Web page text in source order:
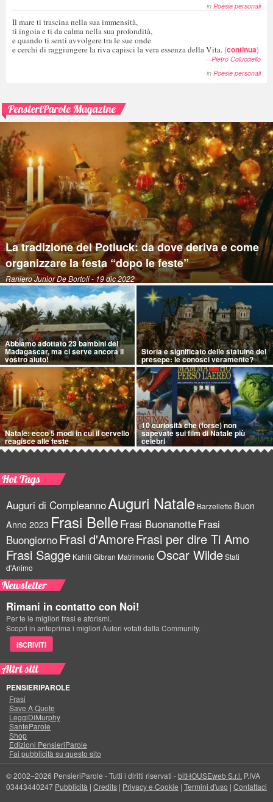
in Poesie personali
Il mare ti trascina nella sua immensità,
ti ingoia e ti da calma nella sua profondità,
e quando ti senti avvolgere tra le sue onde
e cerchi di raggiungere la riva capisci la vera essenza della Vita. (continua)
--Pietro Colucciello
in Poesie personali
PensieriParole Magazine
La tradizione del Potluck: da dove deriva e come
organizzare la festa “dopo le feste”
Raniero Junior De Bortoli- 19 dic 2022
Abbiamo adottato 23 bambini del
Madagascar, ma ci serve ancora il
vostro aiuto!
Storia e significato delle statuine del
presepe: le conosci veramente?
Natale: ecco 5 modi in cui il cervello
reagisce alle feste
10 curiosità che (forse) non
sapevate sui film di Natale più
celebri
Hot Tags
Auguri di CompleannoAuguri Natale Barzellette Buon
Anno 2023 Frasi BelleFrasi BuonanotteFrasi
BuongiornoFrasi d'AmoreFrasi per dire Ti Amo
Frasi Sagge Kahlil Gibran Matrimonio Oscar WildeStati
d'Animo
Newsletter
Rimani in contatto con Noi!
Per te le migliori frasi e aforismi.
Scopri in anteprima i migliori Autori votati dalla Community.
ISCRIVITI
Altri siti
PENSIERIPAROLE
Frasi
Save A Quote
LeggiDiMurphy
SanteParole
Shop
Edizioni PensieriParole
Fai pubblicità su questo sito
© 2002–2026 PensieriParole - Tutti i diritti riservati -bitHOUSEweb S.r.l. P.IVA
03443440247 Pubblicità | Credits | Privacy e Cookie | Termini d'uso | Contattaci